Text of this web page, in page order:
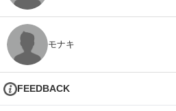
モナキ
FEEDBACK